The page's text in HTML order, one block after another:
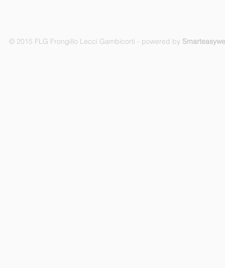
© 2015 FLG Frongillo Lecci Gambicorti - powered by